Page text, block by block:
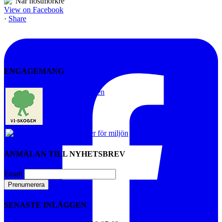
View on Facebook
· Share
ENGAGEMANG
Vi-skogen
Artister för miljön
ANMÄLAN TILL NYHETSBREV
Email
SENASTE INLÄGGEN